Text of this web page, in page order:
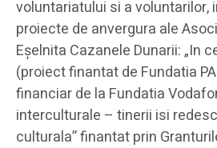
voluntariatului si a voluntarilor,
proiecte de anvergura ale
Eşelnita Cazanele Dunarii: „In
(proiect finantat de Fundatia
financiar de la Fundatia
interculturale – tinerii isi
culturala” finantat prin